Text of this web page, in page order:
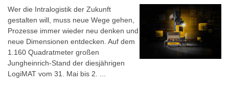
Wer die Intralogistik der Zukunft
gestalten will, muss neue Wege gehen,
Prozesse immer wieder neu denken und
neue Dimensionen entdecken. Auf dem
1.160 Quadratmeter großen
Jungheinrich-Stand der diesjährigen
LogiMAT vom 31. Mai bis 2. ...